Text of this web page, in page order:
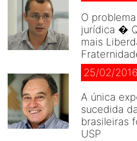
O
jurídica �
mais
25/02/2016
A única
sucedida
brasileiras
USP